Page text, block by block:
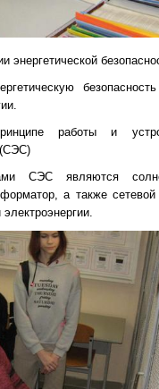
энергетической
работы и
СЭС являются
а также